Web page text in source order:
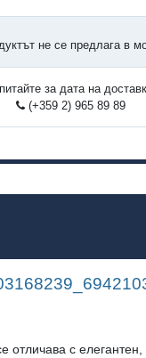
не се предлага в
за дата на
(+359 2) 965 89 89
отличава с